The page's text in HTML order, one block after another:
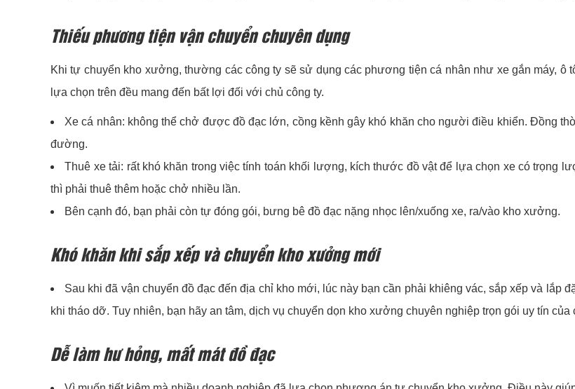
Thiếu phương tiện vận chuyển chuyên dụng
Khi tự chuyển kho xưởng, thường các công ty sẽ sử dụng các phương tiện cá nhân như xe gắn máy, ô
lựa chọn trên đều mang đến bất lợi đối với chủ công ty.
Xe cá nhân: không thể chở được đồ đạc lớn, cồng kềnh gây khó khăn cho người điều khiển. Đồng
đường.
Thuê xe tải: rất khó khăn trong việc tính toán khối lượng, kích thước đồ vật để lựa chọn xe có trọng
thì phải thuê thêm hoặc chở nhiều lần.
Bên cạnh đó, bạn phải còn tự đóng gói, bưng bê đồ đạc nặng nhọc lên/xuống xe, ra/vào kho xưởng.
Khó khăn khi sắp xếp và chuyển kho xưởng mới
Sau khi đã vận chuyển đồ đạc đến địa chỉ kho mới, lúc này bạn cần phải khiêng vác, sắp xếp và lắp
khi tháo dỡ. Tuy nhiên, bạn hãy an tâm, dịch vụ chuyển dọn kho xưởng chuyên nghiệp trọn gói uy tín
Dễ làm hư hỏng, mất mát đồ đạc